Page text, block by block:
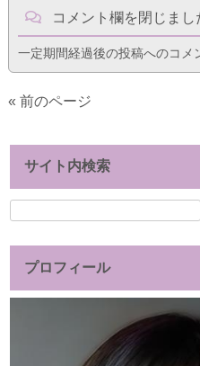
コメント欄を閉じまし
一定期間経過後の投稿へのコメ
« 前のページ
サイト内検索
検
プロフィール